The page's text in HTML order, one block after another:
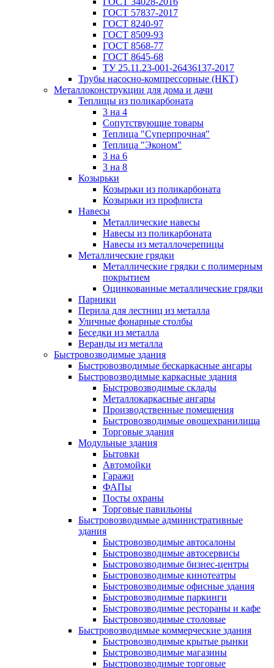
ГОСТ 57837-2017
ГОСТ 8240-97
ГОСТ 8509-93
ГОСТ 8568-77
ГОСТ 8645-68
ТУ 25.11.23-001-26436137-2017
Трубы насосно-компрессорные (НКТ)
Металлоконструкции для дома и дачи
Теплицы из поликарбоната
3 на 4
Сопутствующие товары
Теплица "Суперпрочная"
Теплица "Эконом"
3 на 6
3 на 8
Козырьки
Козырьки из поликарбоната
Козырьки из профлиста
Навесы
Металлические навесы
Навесы из поликарбоната
Навесы из металлочерепицы
Металлические грядки
Металлические грядки с полимерным
покрытием
Оцинкованные металлические грядки
Парники
Перила для лестниц из металла
Уличные фонарные столбы
Беседки из металла
Веранды из металла
Быстровозводимые здания
Быстровозводимые бескаркасные ангары
Быстровозводимые каркасные здания
Быстровозводимые склады
Металлокаркасные ангары
Производственные помещения
Быстровозводимые овощехранилища
Торговые здания
Модульные здания
Бытовки
Автомойки
Гаражи
ФАПы
Посты охраны
Торговые павильоны
Быстровозводимые административные
здания
Быстровозводимые автосалоны
Быстровозводимые автосервисы
Быстровозводимые бизнес-центры
Быстровозводимые кинотеатры
Быстровозводимые офисные здания
Быстровозводимые паркинги
Быстровозводимые рестораны и кафе
Быстровозводимые столовые
Быстровозводимые коммерческие здания
Быстровозводимые крытые рынки
Быстровозводимые магазины
Быстровозводимые торговые